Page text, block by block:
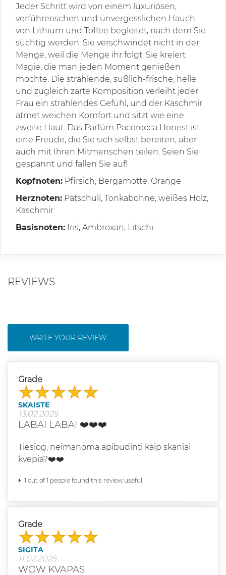
Jeder Schritt wird von einem luxuriösen,
verführerischen und unvergesslichen Hauch
von Lithium und Toffee begleitet, nach dem Sie
süchtig werden. Sie verschwindet nicht in der
Menge, weil die Menge ihr folgt. Sie kreiert
Magie, die man jeden Moment genießen
möchte. Die strahlende, süßlich-frische, helle
und zugleich zarte Komposition verleiht jeder
Frau ein strahlendes Gefühl, und der Kaschmir
atmet weichen Komfort und sitzt wie eine
zweite Haut. Das Parfüm Pacorocca Honest ist
eine Freude, die Sie sich selbst bereiten, aber
auch mit Ihren Mitmenschen teilen. Seien Sie
gespannt und fallen Sie auf!
Kopfnoten: Pfirsich, Bergamotte, Orange
Herznoten: Patschuli, Tonkabohne, weißes Holz,
Kaschmir
Basisnoten: Iris, Ambroxan, Litschi
REVIEWS
WRITE YOUR REVIEW
Grade
SKAISTE
13.02.2025
LABAI LABAI ❤️❤️❤️
Tiesiog, neimanoma apibudinti kaip skaniai
kvepia?❤️❤️
1 out of 1 people found this review useful.
Grade
SIGITA
11.02.2025
WOW KVAPAS